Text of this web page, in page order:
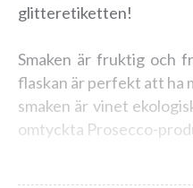
glitteretiketten!
Smaken är fruktig och
flaskan är perfekt att ha
smaken är vinet
omtyckta Prosecco-